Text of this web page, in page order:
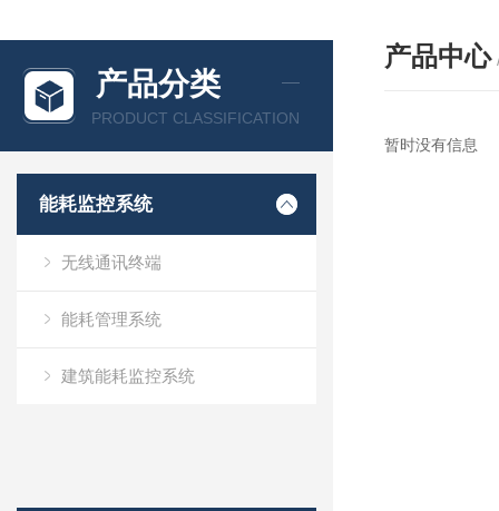
产品分类
PRODUCT CLASSIFICATION
能耗监控系统
无线通讯终端
能耗管理系统
建筑能耗监控系统
产品中心
暂时没有信息